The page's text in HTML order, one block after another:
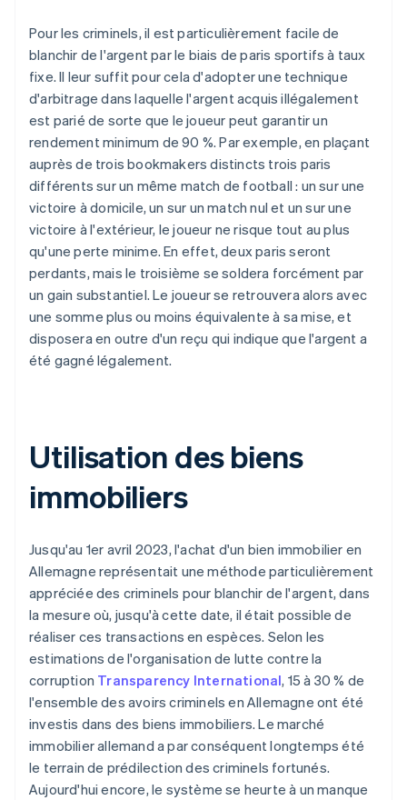
Pour les criminels, il est particulièrement facile de
blanchir de l'argent par le biais de paris sportifs à taux
fixe. Il leur suffit pour cela d'adopter une technique
d'arbitrage dans laquelle l'argent acquis illégalement
est parié de sorte que le joueur peut garantir un
rendement minimum de 90 %. Par exemple, en plaçant
auprès de trois bookmakers distincts trois paris
différents sur un même match de football : un sur une
victoire à domicile, un sur un match nul et un sur une
victoire à l'extérieur, le joueur ne risque tout au plus
qu'une perte minime. En effet, deux paris seront
perdants, mais le troisième se soldera forcément par
un gain substantiel. Le joueur se retrouvera alors avec
une somme plus ou moins équivalente à sa mise, et
disposera en outre d'un reçu qui indique que l'argent a
été gagné légalement.
Utilisation des biens
immobiliers
Jusqu'au 1er avril 2023, l'achat d'un bien immobilier en
Allemagne représentait une méthode particulièrement
appréciée des criminels pour blanchir de l'argent, dans
la mesure où, jusqu'à cette date, il était possible de
réaliser ces transactions en espèces. Selon les
estimations de l'organisation de lutte contre la
corruption Transparency International, 15 à 30 % de
l'ensemble des avoirs criminels en Allemagne ont été
investis dans des biens immobiliers. Le marché
immobilier allemand a par conséquent longtemps été
le terrain de prédilection des criminels fortunés.
Aujourd'hui encore, le système se heurte à un manque